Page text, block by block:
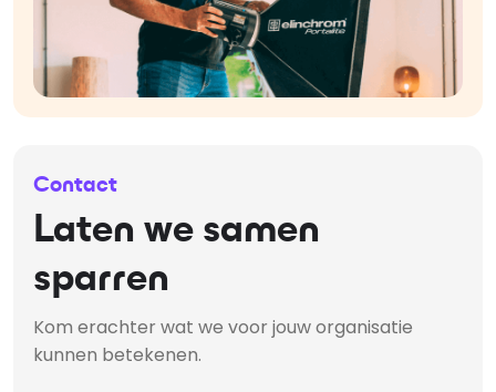
Contact
Laten we samen
sparren
Kom erachter wat we voor jouw organisatie
kunnen betekenen.